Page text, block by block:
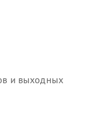
и выходных